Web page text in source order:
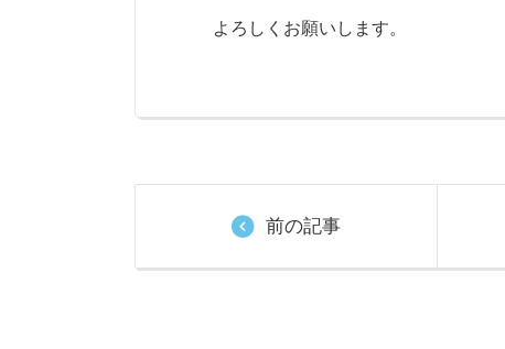
よろしくお願いします。
前の記事